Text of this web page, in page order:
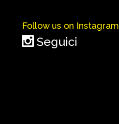
Follow us on Instagram
Seguici